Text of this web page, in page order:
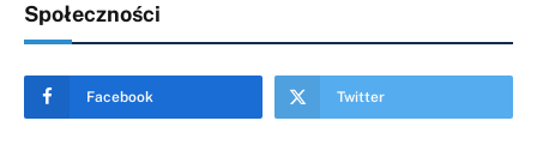
Społeczności
Facebook Twitter